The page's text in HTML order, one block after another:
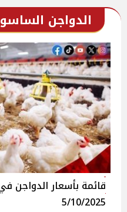
الدواجن الساسو
5/10/2025